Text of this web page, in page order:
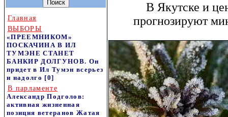
Главная
ВЫБОРЫ
«ПРЕЕМНИКОМ»
ПОСКАЧИНА В ИЛ
ТУМЭНЕ СТАНЕТ
БАНКИР ДОЛГУНОВ. Он
придет в Ил Тумэн всерьез
и надолго [0]
В парламенте
Александр Подголов:
активная жизненная
позиция ветеранов Жатая
В Якутске и
прогнозируют